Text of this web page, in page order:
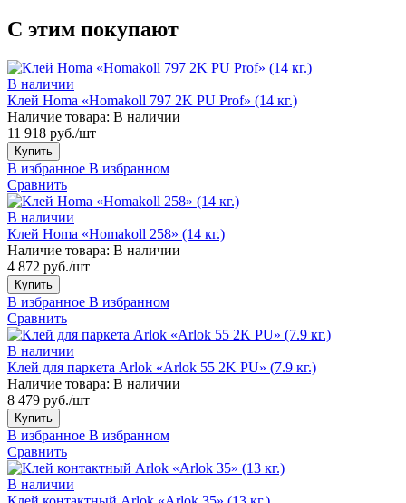
С этим покупают
В наличии
Клей Homa «Homakoll 797 2K PU Prof» (14 кг.)
Наличие товара: В наличии
11 918 руб./шт
Купить
В избранное В избранном
Сравнить
В наличии
Клей Homa «Homakoll 258» (14 кг.)
Наличие товара: В наличии
4 872 руб./шт
Купить
В избранное В избранном
Сравнить
В наличии
Клей для паркета Arlok «Arlok 55 2K PU» (7.9 кг.)
Наличие товара: В наличии
8 479 руб./шт
Купить
В избранное В избранном
Сравнить
В наличии